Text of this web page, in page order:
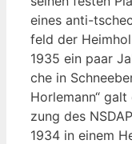
eines anti-
feld der
1935 ein paar
che in
Hor­le­mann“
zung des
1934 in einem